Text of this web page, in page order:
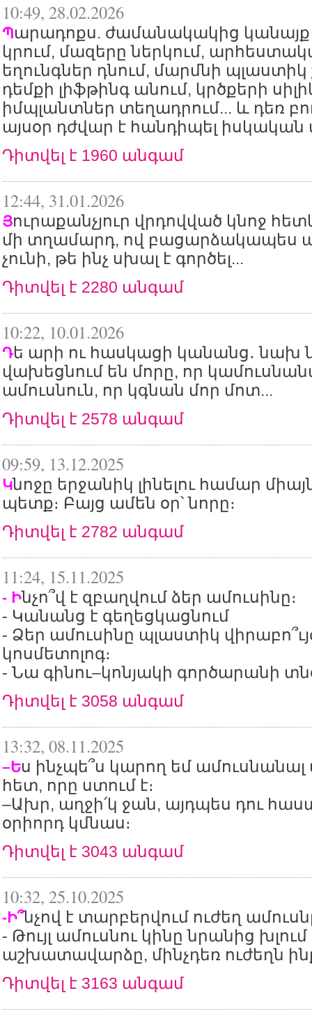
10:49, 28.02.2026
Պարադոքս. ժամանակակից կանայք
կրում, մազերը ներկում,
եղունգներ դնում, մարմնի պլաստիկ
դեմքի լիֆթինգ անում, կրծքերի
իմպլանտներ տեղադրում... և դեռ
այսօր դժվար է հանդիպել իսկական
Դիտվել է 1960 անգամ
12:44, 31.01.2026
Յուրաքանչյուր վրդովված կնոջ
մի տղամարդ, ով բացարձակապես
չունի, թե ինչ սխալ է գործել...
Դիտվել է 2280 անգամ
10:22, 10.01.2026
Դե արի ու հասկացի կանանց․ նախ
վախեցնում են մորը, որ
ամուսնուն, որ կգնան մոր մոտ...
Դիտվել է 2578 անգամ
09:59, 13.12.2025
Կնոջը երջանիկ լինելու համար
պետք։ Բայց ամեն օր՝ նորը։
Դիտվել է 2782 անգամ
11:24, 15.11.2025
- Ինչո՞վ է զբաղվում ձեր ամուսինը։
- Կանանց է գեղեցկացնում
- Ձեր ամուսինը պլաստիկ
կոսմետոլոգ։
- Նա գինու–կոնյակի գործարանի
Դիտվել է 3058 անգամ
13:32, 08.11.2025
–Ես ինչպե՞ս կարող եմ
հետ, որը ստում է։
–Ախր, աղջի՛կ ջան, այդպես դու
օրիորդ կմնաս։
Դիտվել է 3043 անգամ
10:32, 25.10.2025
-Ի՞նչով է տարբերվում ուժեղ
- Թույլ ամուսնու կինը նրանից խլում
աշխատավարձը, մինչդեռ ուժեղն
Դիտվել է 3163 անգամ